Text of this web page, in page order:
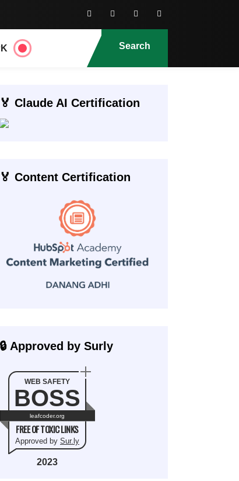
Search
🏅 Claude AI Certification
🏅 Content Certification
🔒 Approved by Surly
WEB SAFETY
BOSS
leafcoder.org
FREE OF TOXIC LINKS
Approved by Sur.ly
2023